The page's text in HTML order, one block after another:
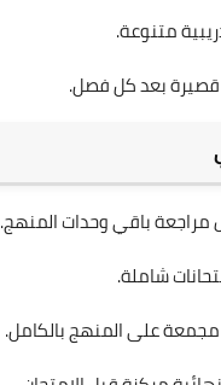
متنوعة.
قصيرة بعد كل فصل.
مراجعة باقي وحدات المنهج.
شاملة.
مجمعة على المنهج بالكامل.